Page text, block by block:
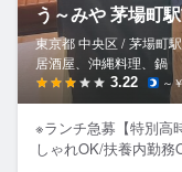
う～みや 茅場町
東京都 中央区 / 茅場町駅
居酒屋、沖縄料理、鍋
3.22 ～
※ランチ急募【特別高
しゃれOK/扶養内勤務